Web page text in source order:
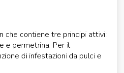
che contiene tre principi attivi:
e permetrina. Per il
di infestazioni da pulci e